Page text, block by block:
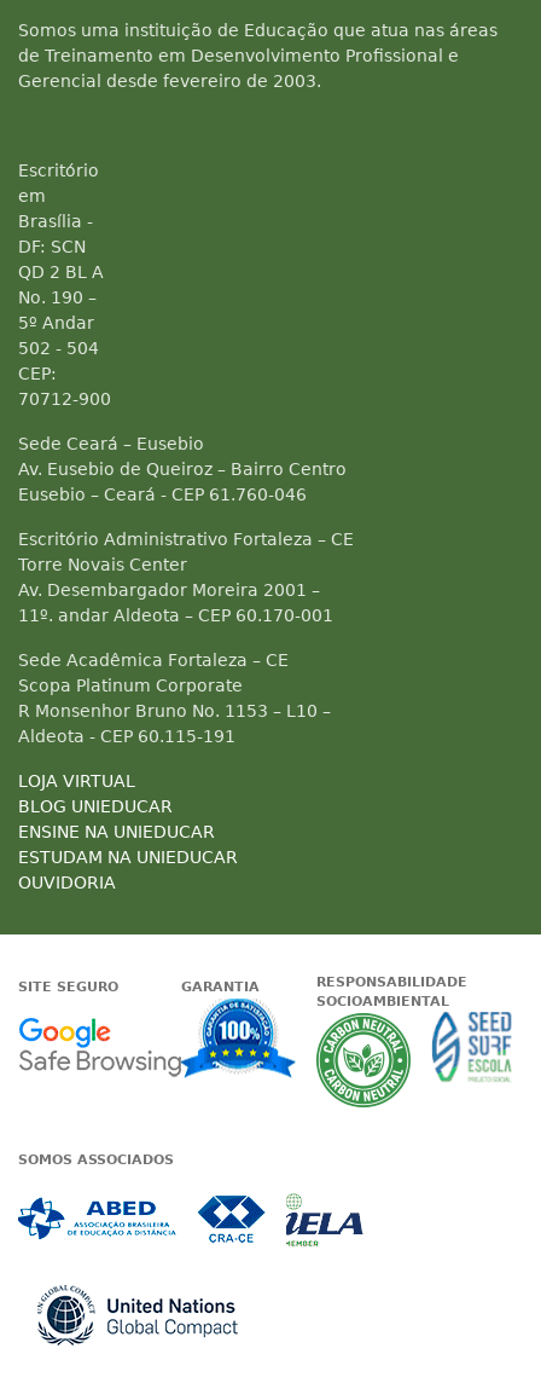
Somos uma instituição de Educação que atua nas áreas
de Treinamento em Desenvolvimento Profissional e
Gerencial desde fevereiro de 2003.
Escritório
em
Brasília -
DF: SCN
QD 2 BL A
No. 190 –
5º Andar
502 - 504
CEP:
70712-900
Sede Ceará – Eusebio
Av. Eusebio de Queiroz – Bairro Centro
Eusebio – Ceará - CEP 61.760-046
Escritório Administrativo Fortaleza – CE
Torre Novais Center
Av. Desembargador Moreira 2001 –
11º. andar Aldeota – CEP 60.170-001
Sede Acadêmica Fortaleza – CE
Scopa Platinum Corporate
R Monsenhor Bruno No. 1153 – L10 –
Aldeota - CEP 60.115-191
LOJA VIRTUAL
BLOG UNIEDUCAR
ENSINE NA UNIEDUCAR
ESTUDAM NA UNIEDUCAR
OUVIDORIA
SITE SEGURO
Google - Status do site no
GARANTIA
Garantia de
RESPONSABILIDADE
SOCIOAMBIENTAL
A
SOMOS ASSOCIADOS